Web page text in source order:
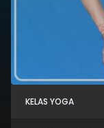
KELAS YOGA